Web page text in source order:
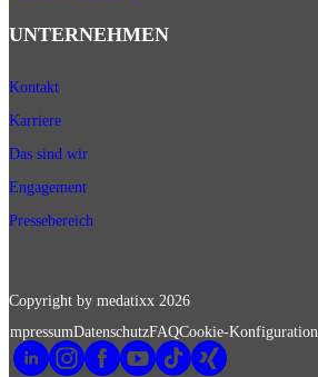
UNTERNEHMEN
Kontakt
Karriere
Das sind wir
Engagement
Pressebereich
Copyright by medatixx 2026
ImpressumDatenschutzFAQCookie-Konfiguration